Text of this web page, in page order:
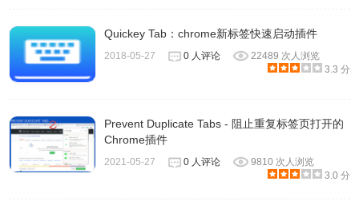
Quickey Tab：chrome新标签快速启动插件
2018-05-27 0 人评论
22489 次人浏览
3.3 分
Prevent Duplicate Tabs - 阻止重复标签页打开的
Chrome插件
2021-05-27 0 人评论
9810 次人浏览
3.0 分